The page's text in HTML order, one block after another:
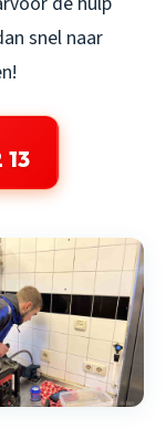
snel naar
13